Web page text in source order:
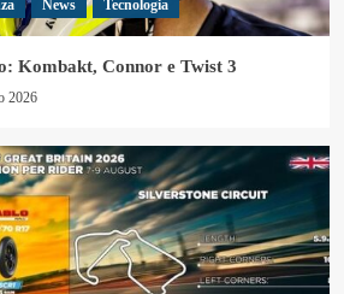
News Tecnologia
Kombakt, Connor e Twist 3
2026